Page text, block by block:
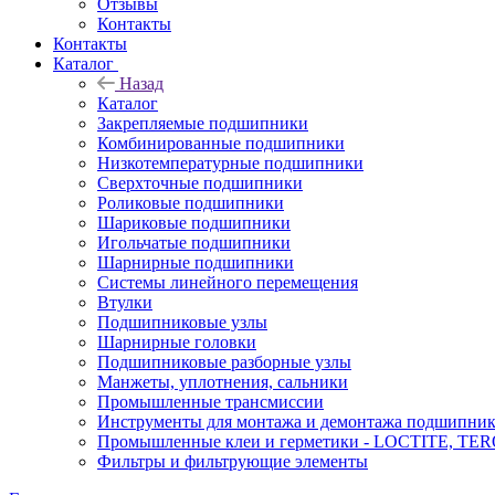
Отзывы
Контакты
Контакты
Каталог
Назад
Каталог
Закрепляемые подшипники
Комбинированные подшипники
Низкотемпературные подшипники
Сверхточные подшипники
Роликовые подшипники
Шариковые подшипники
Игольчатые подшипники
Шарнирные подшипники
Системы линейного перемещения
Втулки
Подшипниковые узлы
Шарнирные головки
Подшипниковые разборные узлы
Манжеты, уплотнения, сальники
Промышленные трансмиссии
Инструменты для монтажа и демонтажа
Промышленные клеи и герметики - LOCTITE,
Фильтры и фильтрующие элементы